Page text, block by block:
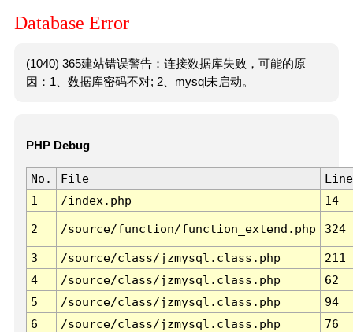
Database Error
(1040) 365建站错误警告：连接数据库失败，可能的原
因：1、数据库密码不对; 2、mysql未启动。
PHP Debug
No. File
Line
1
/index.php 14
2 /source/function/function_extend.php 324
3 /source/class/jzmysql.class.php
211
4
/source/class/jzmysql.class.php
62
5
/source/class/jzmysql.class.php
94
6
/source/class/jzmysql.class.php 76